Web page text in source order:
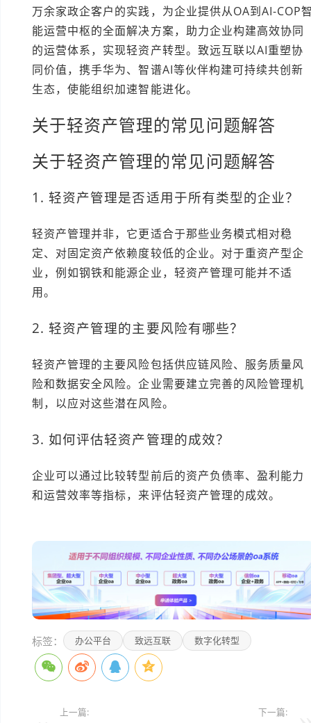
万余家政企客户的实践，为企业提供从OA到AI-COP
能运营中枢的全面解决方案，助力企业构建高效协同
的运营体系，实现轻资产转型。致远互联以AI重塑协
同价值，携手华为、智谱AI等伙伴构建可持续共创新
生态，使能组织加速智能进化。
关于轻资产管理的常见问题解答
关于轻资产管理的常见问题解答
1. 轻资产管理是否适用于所有类型的企业？
轻资产管理并非，它更适合于那些业务模式相对稳
定、对固定资产依赖度较低的企业。对于重资产型企
业，例如钢铁和能源企业，轻资产管理可能并不适
用。
2. 轻资产管理的主要风险有哪些？
轻资产管理的主要风险包括供应链风险、服务质量风
险和数据安全风险。企业需要建立完善的风险管理机
制，以应对这些潜在风险。
3. 如何评估轻资产管理的成效？
企业可以通过比较转型前后的资产负债率、盈利能力
和运营效率等指标，来评估轻资产管理的成效。
标签： 办公平台 致远互联 数字化转型
上一篇: 下一篇: